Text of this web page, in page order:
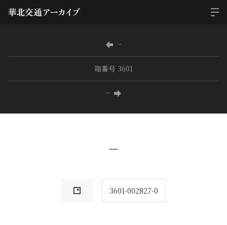
−
箱番号 3601
−
−
3601-002827-0